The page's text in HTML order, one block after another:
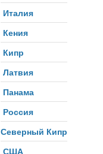
Италия
Кения
Кипр
Латвия
Панама
Россия
Северный Кипр
США